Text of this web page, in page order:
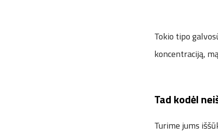
Tokio tipo
koncentraciją,
Tad kodėl
Turime jums